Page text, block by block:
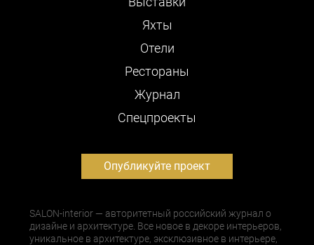
Яхты
Отели
Рестораны
Журнал
Cпецпроекты
Опубликуйте проект
SALON-interior — авторитетный российский журнал о
дизайне и архитектуре. Все новое в декоре интерьеров,
уникальное в архитектуре, эксклюзивное в интерьере,